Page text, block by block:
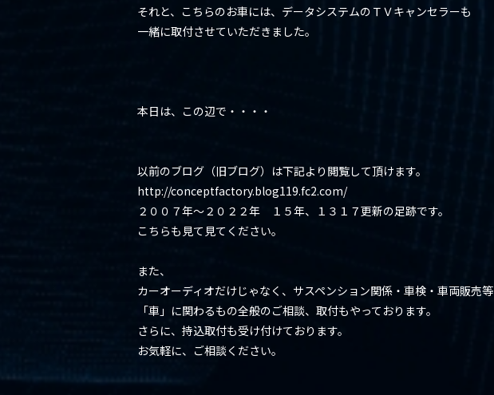
それと、こちらのお車には、データシステムのＴＶキャンセラーも
一緒に取付させていただきました。
本日は、この辺で・・・・
以前のブログ（旧ブログ）は下記より閲覧して頂けます。
http://conceptfactory.blog119.fc2.com/
２００７年～２０２２年 １５年、１３１７更新の足跡です。
こちらも見て見てください。
また、
カーオーディオだけじゃなく、サスペンション関係・車検・車両販売等
「車」に関わるもの全般のご相談、取付もやっております。
さらに、持込取付も受け付けております。
お気軽に、ご相談ください。